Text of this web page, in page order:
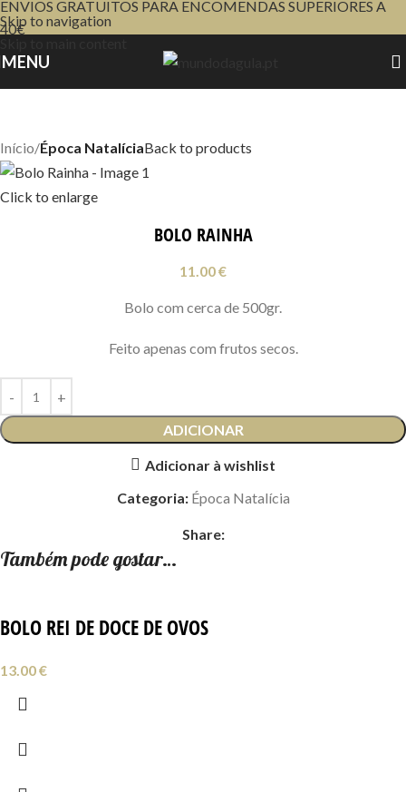
Skip to navigation
ENVIOS GRATUITOS PARA ENCOMENDAS SUPERIORES A
40€
MENU
Início Época NatalíciaBack to products
Click to enlarge
BOLO RAINHA
11.00€
Bolo com cerca de 500gr.
Feito apenas com frutos secos.
ADICIONAR
Adicionar à wishlist
Categoria: Época Natalícia
Share:
Também pode gostar…
BOLO REI DE DOCE DE OVOS
13.00€